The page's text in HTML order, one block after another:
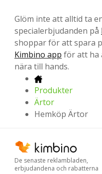
Glöm inte att alltid ta
specialerbjudanden på
shoppar för att spara
Kimbino app för att ha
nära till hands.
Produkter
Ärtor
Hemköp Ärtor
De senaste reklambladen,
erbjudandena och rabatterna